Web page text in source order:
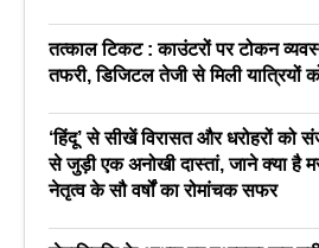
तत्काल टिकट : काउंटरों पर टोकन
तफरी, डिजिटल तेजी से मिली यात्रियों
‘हिंदू’ से सीखें विरासत और धरोहरों को
से जुड़ी एक अनोखी दास्तां, जाने क्या है
नेतृत्व के सौ वर्षों का रोमांचक सफर